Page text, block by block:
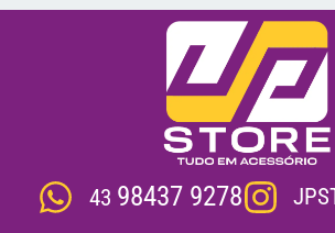
43 98437 9278